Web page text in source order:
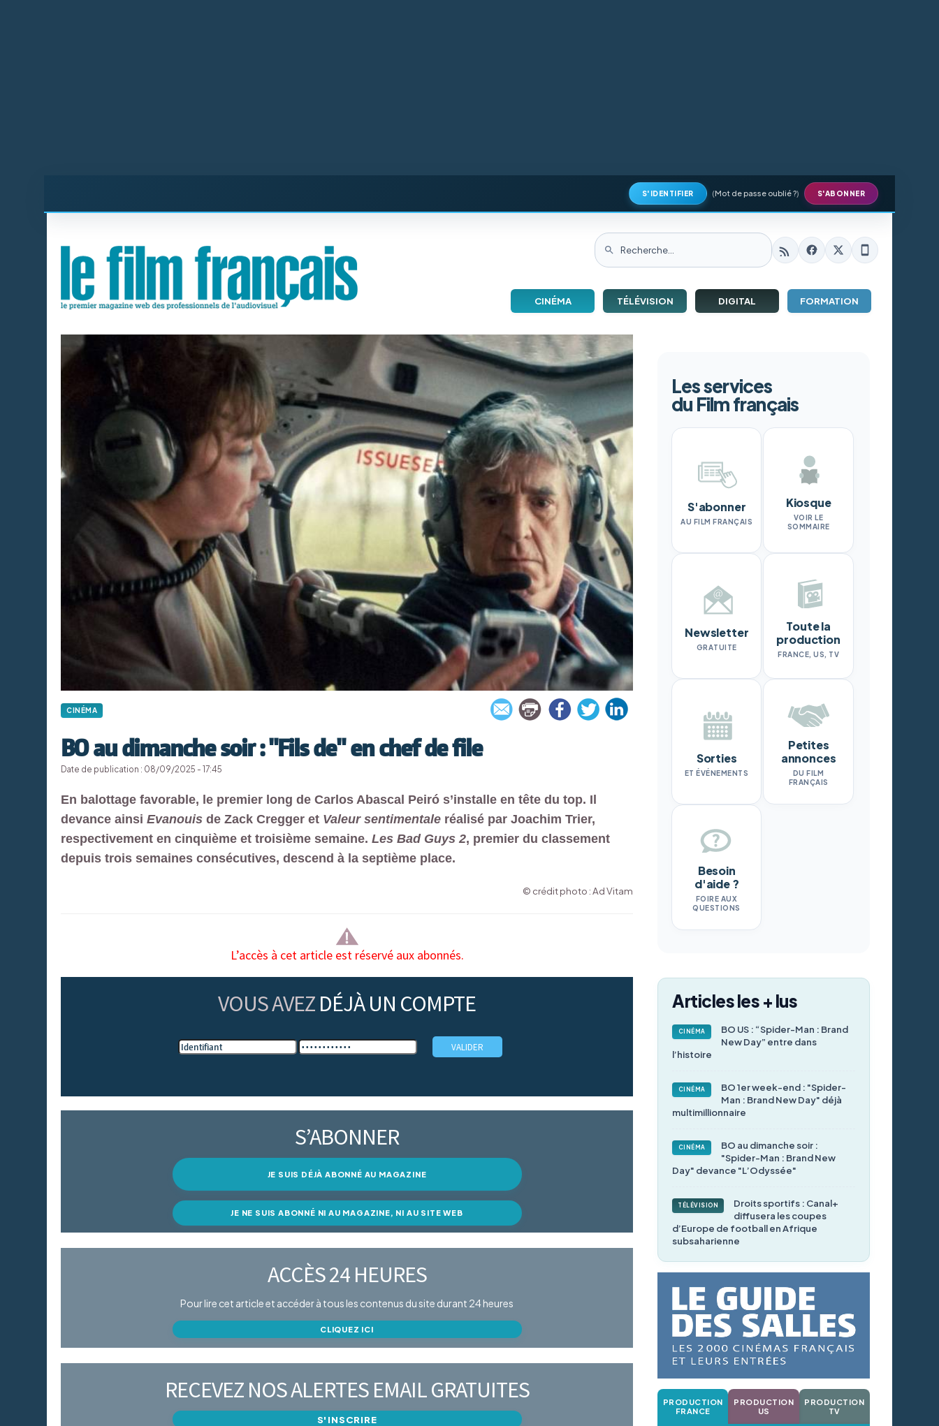
S'IDENTIFIER (Mot de passe oublié ?) S'ABONNER
CINÉMA TÉLÉVISION DIGITAL FORMATION
CINÉMA
BO au dimanche soir : "Fils de" en chef de file
Date de publication : 08/09/2025 - 17:45
En balottage favorable, le premier long de Carlos Abascal Peiró s’installe en tête du top. Il
devance ainsi Evanouis de Zack Cregger et Valeur sentimentale réalisé par Joachim Trier,
respectivement en cinquième et troisième semaine. Les Bad Guys 2, premier du classement
depuis trois semaines consécutives, descend à la septième place.
© crédit photo : Ad Vitam
L’accès à cet article est réservé aux abonnés.
VOUS AVEZ DÉJÀ UN COMPTE
S’ABONNER
JE SUIS DÉJÀ ABONNÉ AU MAGAZINE
JE NE SUIS ABONNÉ NI AU MAGAZINE, NI AU SITE WEB
ACCÈS 24 HEURES
Pour lire cet article et accéder à tous les contenus du site durant 24 heures
CLIQUEZ ICI
RECEVEZ NOS ALERTES EMAIL GRATUITES
S'INSCRIRE
Les services
du Film français
S'abonner
AU FILM FRANÇAIS
Kiosque
VOIR LE
SOMMAIRE
Newsletter
GRATUITE
Toute la
production
FRANCE, US, TV
Sorties
ET ÉVÉNEMENTS
Petites
annonces
DU FILM
FRANÇAIS
Besoin
d'aide ?
FOIRE AUX
QUESTIONS
Articles les + lus
CINÉMA
BO US : “Spider-Man : Brand
New Day” entre dans
l’histoire
CINÉMA
BO 1er week-end : "Spider-
Man : Brand New Day" déjà
multimillionnaire
CINÉMA
BO au dimanche soir :
"Spider-Man : Brand New
Day" devance "L’Odyssée"
TÉLÉVISION
Droits sportifs : Canal+
diffusera les coupes
d’Europe de football en Afrique
subsaharienne
PRODUCTION
FRANCE
PRODUCTION
US
PRODUCTION
TV